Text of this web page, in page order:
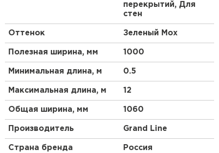
перекрытий, Для
стен
Оттенок Зеленый Мох
Полезная ширина, мм 1000
Минимальная длина, м 0.5
Максимальная длина, м 12
Общая ширина, мм 1060
Производитель Grand Line
Страна бренда Россия
Штакетник